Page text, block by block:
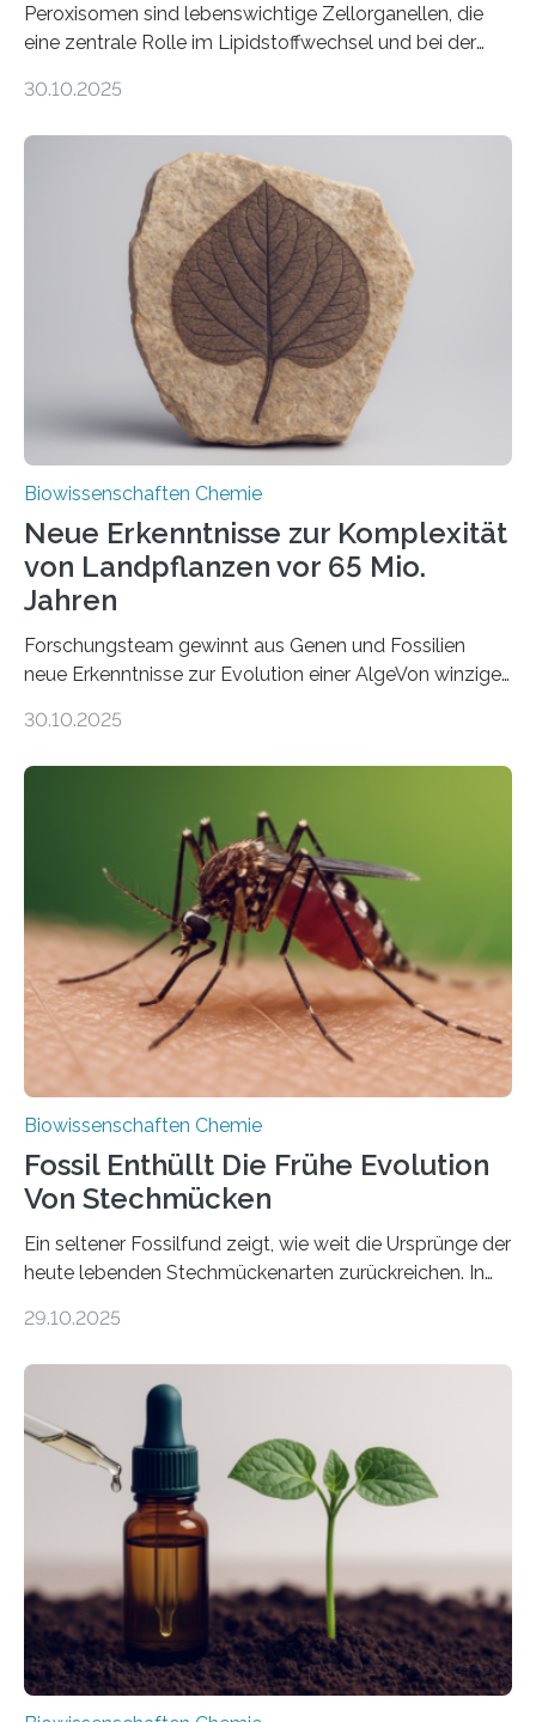
Peroxisomen sind lebenswichtige Zellorganellen, die
eine zentrale Rolle im Lipidstoffwechsel und bei der
erfüllen können, müssen zahlreiche Enzyme präzise in
der Ruhr-Universität Bochum um Prof. Dr. Ralf Erdmann
und Dr. Ismaila Francis Yusuf hat nun einen bislang
unbekannten Qualitätskontrollmechanismus des
peroxisomalen Proteintransports in der Bäckerhefe
Saccharomyces cerevisiae entdeckt, der für die
Funktionsfähigkeit der Organellen entscheidend ist. Die
Studie wurde am 28. Oktober 2025 in der
Fachzeitschrift…
30.10.2025
Biowissenschaften Chemie
Neue Erkenntnisse zur Komplexität
von Landpflanzen vor 65 Mio.
Jahren
Forschungsteam gewinnt aus Genen und Fossilien
neue Erkenntnisse zur Evolution einer AlgeVon winzigen
Landpflanzen zählen zu den komplexesten
Grünalgen, die vor Hunderten von Millionen Jahren
lebten. Unter den Vorfahren sticht eine Gruppe heraus,
die noch heute in der Natur vorkommt: die
Süßwasseralge Coleochaetophyceae. Einige Arten
dieser Gruppe bilden aus Zellfäden dichte Geflechte
mit scheibenförmiger Gestalt. Was auffällig ist: Die
nächsten…
30.10.2025
Biowissenschaften Chemie
Fossil Enthüllt Die Frühe Evolution
Von Stechmücken
Ein seltener Fossilfund zeigt, wie weit die Ursprünge der
heute lebenden Stechmückenarten zurückreichen. In
Forschende die bisher älteste bekannte Stechmücken-
Region Kachin in Myanmar und hat sich in
ausgezeichnetem Zustand erhalten. Es konnte als neue
Art einer neuen Gattung beschrieben werden und trägt
nun den Namen Cretosabethes primaevus. Dieser erste
fossile Nachweis einer Stechmückenlarve in Bernstein
stellt gleichzeitig den ersten Fossilfund einer
Mückenlarve aus dem Mesozoikum dar, denn…
29.10.2025